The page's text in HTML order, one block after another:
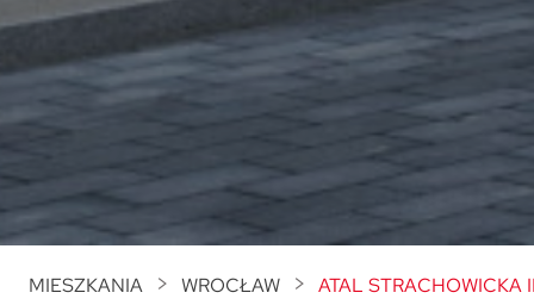
MIESZKANIA WROCŁAW ATAL STRACHOWICKA